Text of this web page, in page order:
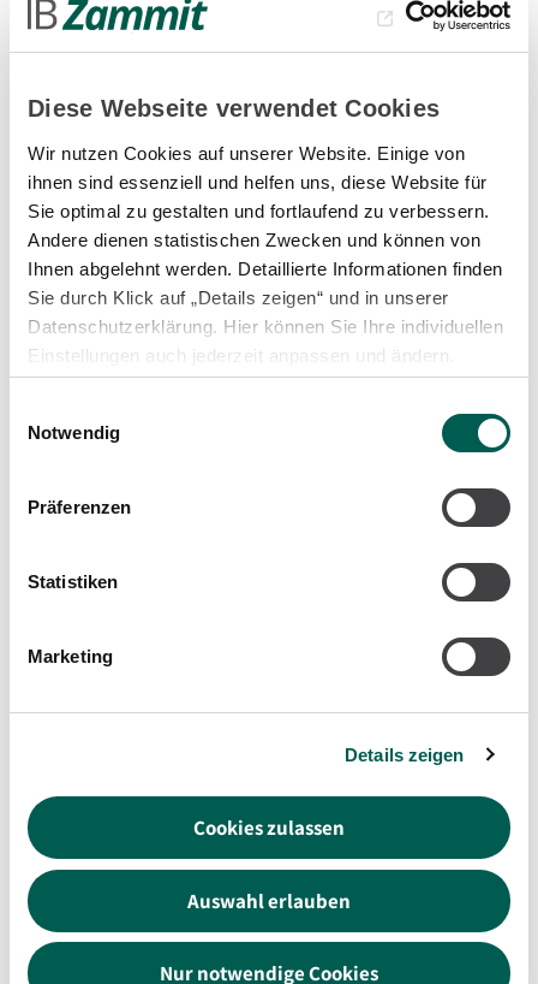
Diese Webseite verwendet Cookies
Wir nutzen Cookies auf unserer Website. Einige von
ihnen sind essenziell und helfen uns, diese Website für
Sie optimal zu gestalten und fortlaufend zu verbessern.
Andere dienen statistischen Zwecken und können von
Ihnen abgelehnt werden. Detaillierte Informationen finden
Sie durch Klick auf „Details zeigen“ und in unserer
Datenschutzerklärung. Hier können Sie Ihre individuellen
Einstellungen auch jederzeit anpassen und ändern.
Notwendig
Präferenzen
Statistiken
Marketing
Details zeigen
Cookies zulassen
Auswahl erlauben
Nur notwendige Cookies
Gewerbe- und Industriebau
Technische Universität
Braunschweig
Braunschweig, Deutschland
dm-Markt in Osnabrück
Osnabrück, Deutschland